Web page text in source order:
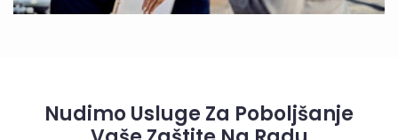
Nudimo Usluge Za Poboljšanje